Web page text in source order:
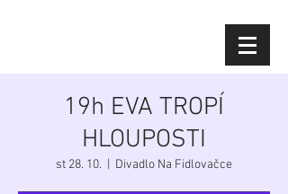
19h EVA TROPÍ
HLOUPOSTI
st 28. 10. Divadlo Na Fidlovačce